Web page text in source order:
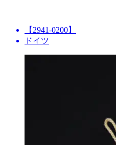
【2941-0200】
ドイツ